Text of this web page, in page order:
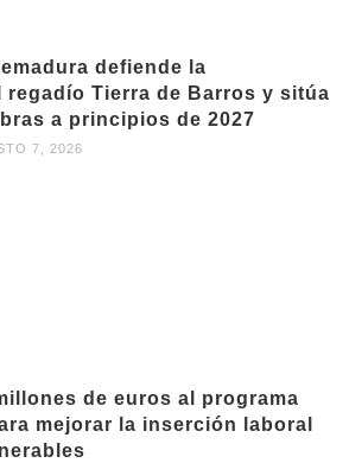
defiende la
Tierra de Barros y sitúa
a principios de 2027
7, 2026
de euros al programa
mejorar la inserción laboral